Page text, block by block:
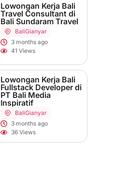
Lowongan Kerja Bali
Travel Consultant di
Bali Sundaram Travel
BaliGianyar
3 months ago
41 Views
Lowongan Kerja Bali
Fullstack Developer di
PT Bali Media
Inspiratif
BaliGianyar
3 months ago
36 Views